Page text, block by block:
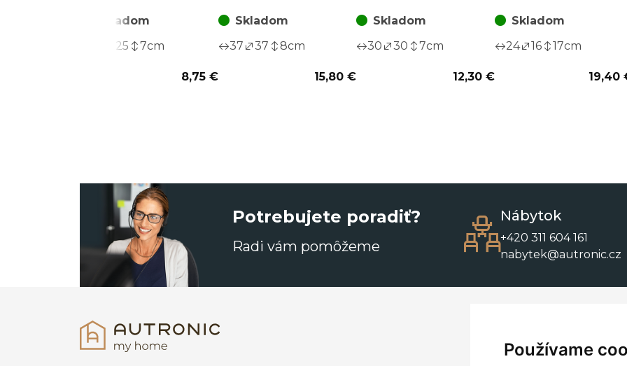
Používame
Skladom
25 7cm
8,75 €
Skladom
37
37 8cm
15,80 €
Skladom
30
30 7cm
12,30 €
Skladom
24
16 17cm
19,40
Potrebujete poradiť?
Radi vám pomôžeme
Nábytok
+420 311 604 161
nabytek@autronic.cz